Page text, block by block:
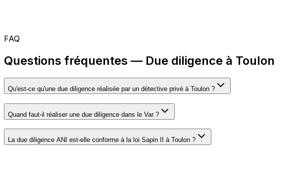
FAQ
Questions fréquentes — Due diligence à Toulon
Qu'est-ce qu'une due diligence réalisée par un détective privé à Toulon ?
Quand faut-il réaliser une due diligence dans le Var ?
La due diligence ANI est-elle conforme à la loi Sapin II à Toulon ?